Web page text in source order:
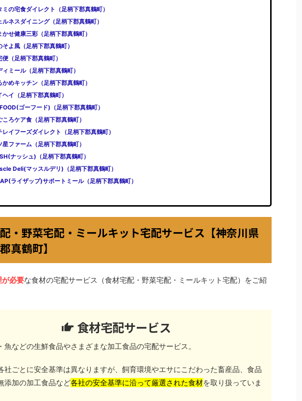
ミの宅食ダイレクト（足柄下郡真鶴町）
ルネスダイニング（足柄下郡真鶴町）
かせ健康三彩（足柄下郡真鶴町）
そよ風（足柄下郡真鶴町）
便（足柄下郡真鶴町）
ィミール（足柄下郡真鶴町）
かめキッチン（足柄下郡真鶴町）
ヘイ（足柄下郡真鶴町）
ゴーフード)（足柄下郡真鶴町）
ころケア食（足柄下郡真鶴町）
レイフーズダイレクト（足柄下郡真鶴町）
星ファーム（足柄下郡真鶴町）
ナッシュ)（足柄下郡真鶴町）
Deli(マッスルデリ)（足柄下郡真鶴町）
ライザップ)サポートミール（足柄下郡真鶴町）
・野菜宅配・ミールキット宅配サービス【神奈川県
真鶴町】
が必要な食材の宅配サービス（食材宅配・野菜宅配・ミールキット宅配）をご紹
食材宅配サービス
魚などの生鮮食品やさまざまな加工食品の宅配サービス。
社ごとに安全基準は異なりますが、飼育環境やエサにこだわった畜産品、食品
添加の加工食品など各社の安全基準に沿って厳選された食材を取り扱っていま